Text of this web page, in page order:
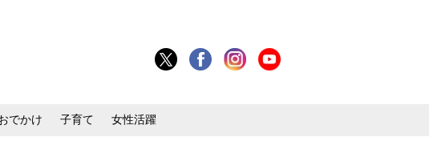
でかけ 子育て 女性活躍